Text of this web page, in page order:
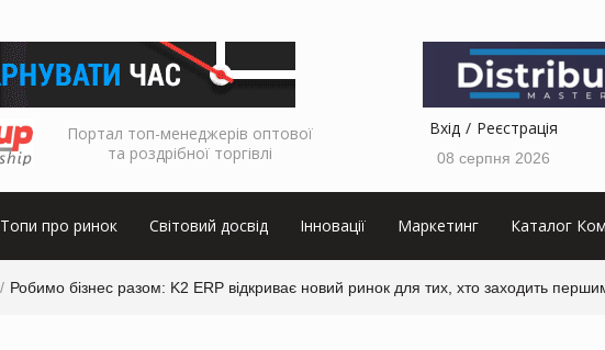
Портал топ-менеджерів оптової
та роздрібної торгівлі
Вхід Реєстрація
08 серпня 2026
Топи про ринок Світовий досвід Інновації Маркетинг Каталог
Робимо бізнес разом: K2 ERP відкриває новий ринок для тих, хто заходить